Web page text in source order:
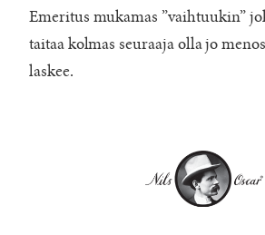
Emeritus mukamas ”vaihtuukin”
taitaa kolmas seuraaja olla jo
laskee.